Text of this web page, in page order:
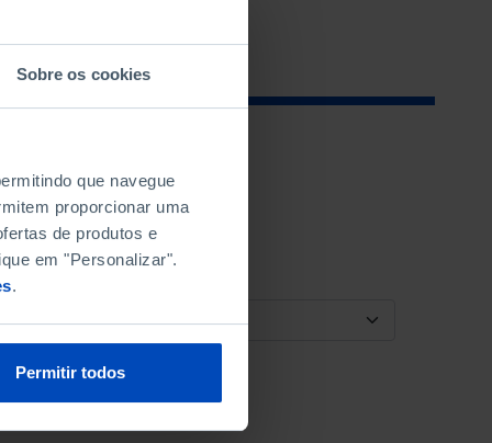
Sobre os cookies
que navegue
proporcionar uma
de produtos e
em "Personalizar".
.
Permitir todos
ORDENAR POR